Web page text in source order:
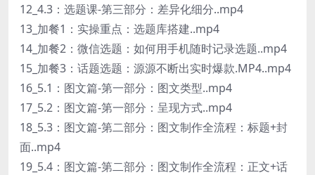
12_4.3：选题课-第三部分：差异化细分..mp4
13_加餐1：实操重点：选题库搭建..mp4
14_加餐2：微信选题：如何用手机随时记录选题..mp4
15_加餐3：话题选题：源源不断出实时爆款.MP4..mp4
16_5.1：图文篇-第一部分：图文类型..mp4
17_5.2：图文篇-第一部分：呈现方式..mp4
18_5.3：图文篇-第二部分：图文制作全流程：标题+封
面..mp4
19_5.4：图文篇-第二部分：图文制作全流程：正文+话